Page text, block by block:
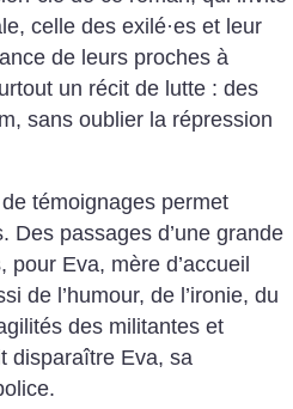
celle des exilé·es et leur
de leurs proches à
un récit de lutte : des
sans oublier la répression
témoignages permet
Des passages d’une grande
Eva, mère d’accueil
de l’humour, de l’ironie, du
des militantes et
disparaître Eva, sa